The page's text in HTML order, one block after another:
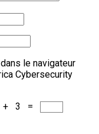
le navigateur
Cybersecurity
+ 3 =